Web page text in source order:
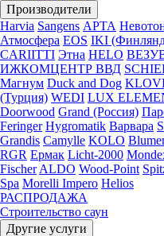
Производители
Harvia Sangens АРТА
Атмосфера EOS IKI
CARIITTI Этна HELO
ИЖКОМЦЕНТР ВВД
Магнум Duck and Dog
(Турция) WEDI LUX
Doorwood Grand (Россия)
Feringer Hygromatik Варвара
Grandis Camylle KOLO
RGR Ермак Licht-2000
Fischer ALDO Wood-Point
Spa Morelli Impero Helios
РАСПРОДАЖА
Строительство саун
Другие услуги